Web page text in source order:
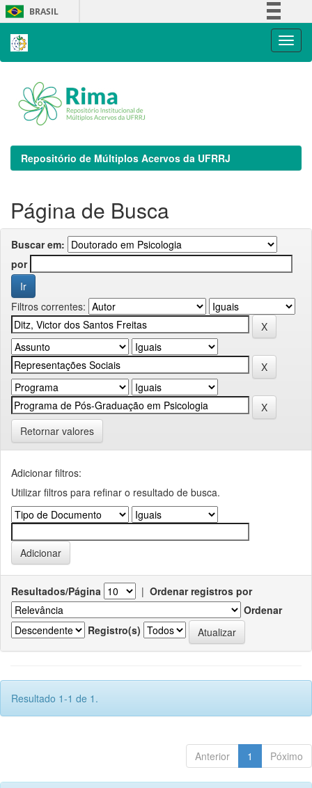
Skip
navigation
BRASIL
Repositório de Múltiplos Acervos da UFRRJ
Página de Busca
Buscar em:
por
Filtros correntes:
Retornar valores
Adicionar filtros:
Utilizar filtros para refinar o resultado de busca.
Resultados/Página | Ordenar registros por
Ordenar
Registro(s)
Resultado 1-1 de 1.
Anterior 1 Póximo